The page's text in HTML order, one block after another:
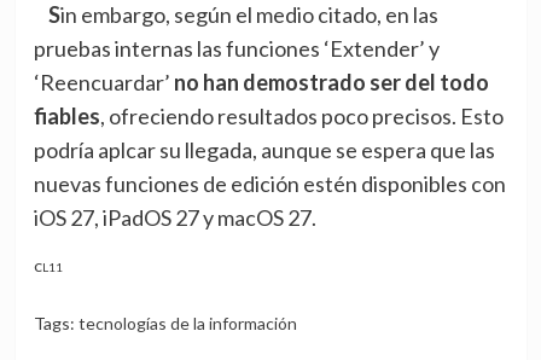
Sin embargo, según el medio citado, en las
pruebas internas las funciones ‘Extender’ y
‘Reencuardar’ no han demostrado ser del todo
fiables, ofreciendo resultados poco precisos. Esto
podría aplcar su llegada, aunque se espera que las
nuevas funciones de edición estén disponibles con
iOS 27, iPadOS 27 y macOS 27.
CL11
Tags: tecnologías de la información